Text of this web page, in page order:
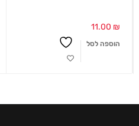
11.00 ₪
הוספה לסל